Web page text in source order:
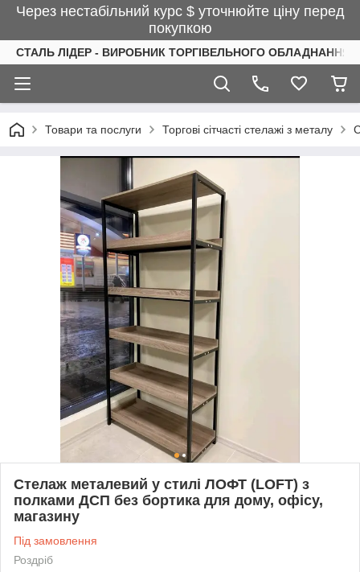
Через нестабільний курс $ уточнюйте ціну перед
покупкою
СТАЛЬ ЛІДЕР - ВИРОБНИК ТОРГІВЕЛЬНОГО ОБЛАДНАННЯ
Товари та послуги Торгові сітчасті стелажі з металу
Стелаж металевий у стилі ЛОФТ (LOFT) з
полками ДСП без бортика для дому, офісу,
магазину
Під замовлення
Роздріб